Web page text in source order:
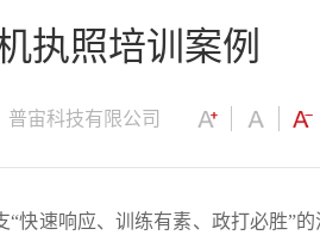
执照培训案例
普宙科技有限公司
快速响应、训练有素、政打必胜”